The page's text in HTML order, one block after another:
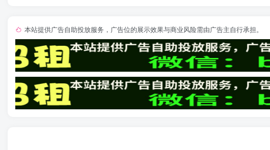
本站提供广告自助投放服务，广告位的展示效果与商业风险需由广告主自行承担。